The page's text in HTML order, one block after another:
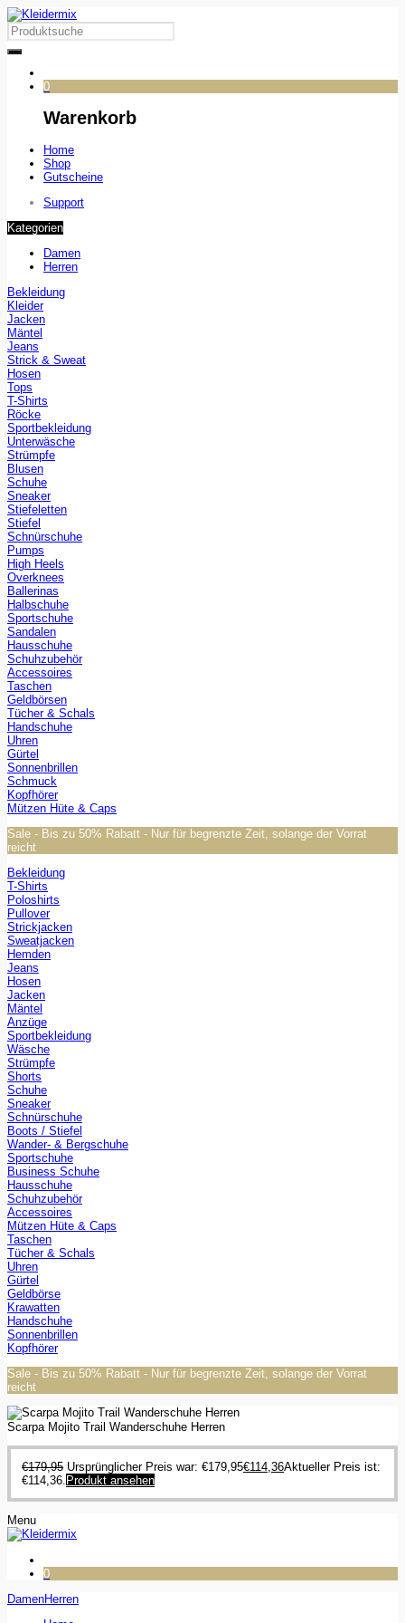
0
Warenkorb
Home
Shop
Gutscheine
Support
Kategorien
Damen
Herren
Bekleidung
Kleider
Jacken
Mäntel
Jeans
Strick & Sweat
Hosen
Tops
T-Shirts
Röcke
Sportbekleidung
Unterwäsche
Strümpfe
Blusen
Schuhe
Sneaker
Stiefeletten
Stiefel
Schnürschuhe
Pumps
High Heels
Overknees
Ballerinas
Halbschuhe
Sportschuhe
Sandalen
Hausschuhe
Schuhzubehör
Accessoires
Taschen
Geldbörsen
Tücher & Schals
Handschuhe
Uhren
Gürtel
Sonnenbrillen
Schmuck
Kopfhörer
Mützen Hüte & Caps
Sale - Bis zu 50% Rabatt - Nur für begrenzte Zeit, solange der Vorrat
reicht
Bekleidung
T-Shirts
Poloshirts
Pullover
Strickjacken
Sweatjacken
Hemden
Jeans
Hosen
Jacken
Mäntel
Anzüge
Sportbekleidung
Wäsche
Strümpfe
Shorts
Schuhe
Sneaker
Schnürschuhe
Boots / Stiefel
Wander- & Bergschuhe
Sportschuhe
Business Schuhe
Hausschuhe
Schuhzubehör
Accessoires
Mützen Hüte & Caps
Taschen
Tücher & Schals
Uhren
Gürtel
Geldbörse
Krawatten
Handschuhe
Sonnenbrillen
Kopfhörer
Sale - Bis zu 50% Rabatt - Nur für begrenzte Zeit, solange der Vorrat
reicht
Scarpa Mojito Trail Wanderschuhe Herren
€179,95 Ursprünglicher Preis war: €179,95€114,36Aktueller Preis ist:
€114,36. Produkt ansehen
Menu
0
DamenHerren